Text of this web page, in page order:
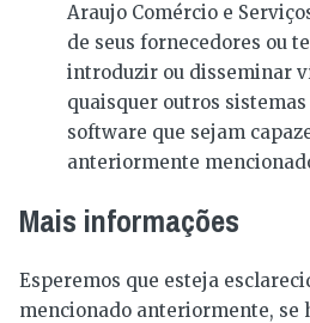
Araujo Comércio e
de seus fornecedores ou
introduzir ou disseminar
quaisquer outros
software que sejam
anteriormente
Mais informações
Esperemos que esteja
mencionado anteriormente, se